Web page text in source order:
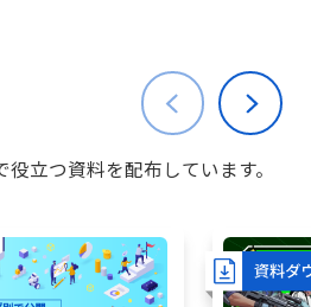
立つ資料を配布しています。